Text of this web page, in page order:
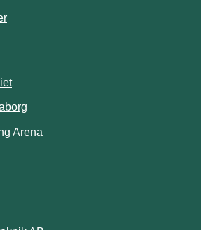
Länk till annan webbplats.
Arena